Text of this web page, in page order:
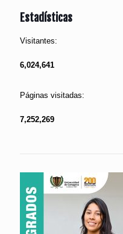
Estadísticas
Visitantes:
6,024,641
Páginas visitadas:
7,252,269